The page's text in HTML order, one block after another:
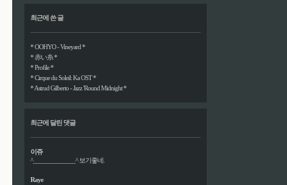
최근에 쓴 글
* OOHYO - Vineyard *
* 赤い糸 *
* Profile *
* Cirque du Soleil: Ka OST *
* Astrud Gilberto - Jazz 'Round Midnight *
최근에 달린 댓글
이쥬
^______________^ 보기좋네.
Raye